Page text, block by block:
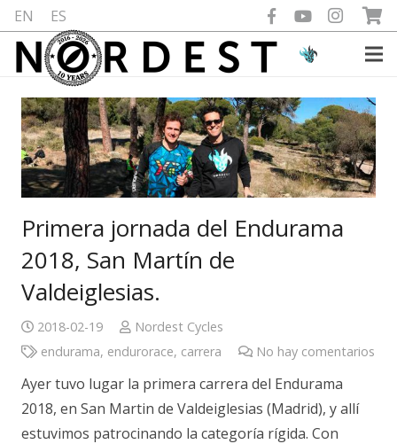
EN ES
Primera jornada del Endurama
2018, San Martín de
Valdeiglesias.
2018-02-19
Nordest Cycles
endurama, endurorace, carrera No hay comentarios
Ayer tuvo lugar la primera carrera del Endurama
2018, en San Martin de Valdeiglesias (Madrid), y allí
estuvimos patrocinando la categoría rígida. Con